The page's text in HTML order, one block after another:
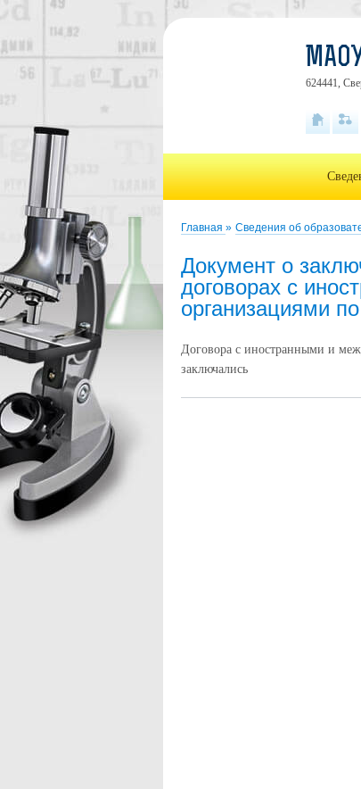
Главная » Сведения об
Документ о
договорах с
организациями
Договора с иностранными и
заключались
624441,